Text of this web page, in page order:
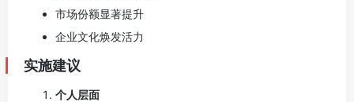
市场份额显著提升
企业文化焕发活力
实施建议
个人层面